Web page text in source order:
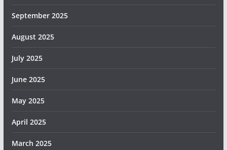
September 2025
August 2025
July 2025
June 2025
May 2025
April 2025
March 2025